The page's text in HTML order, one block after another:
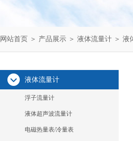
网站首页 ＞ 产品展示 ＞ 液体流量计 ＞ 液
液体流量计
浮子流量计
液体超声波流量计
电磁热量表/冷量表